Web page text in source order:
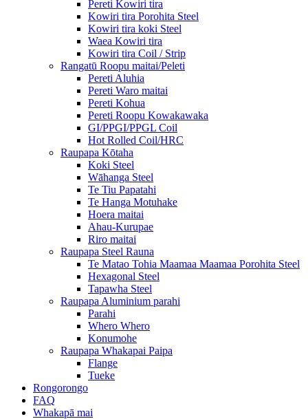
Pereti Kowiri tira
Kowiri tira Porohita Steel
Kowiri tira koki Steel
Waea Kowiri tira
Kowiri tira Coil / Strip
Rangatū Roopu maitai/Peleti
Pereti Aluhia
Pereti Waro maitai
Pereti Kohua
Pereti Roopu Kowakawaka
GI/PPGI/PPGL Coil
Hot Rolled Coil/HRC
Raupapa Kōtaha
Koki Steel
Wāhanga Steel
Te Tiu Papatahi
Te Hanga Motuhake
Hoera maitai
Ahau-Kurupae
Riro maitai
Raupapa Steel Rauna
Te Matao Tohia Maamaa Maamaa Porohita Steel
Hexagonal Steel
Tapawha Steel
Raupapa Aluminium parahi
Parahi
Whero Whero
Konumohe
Raupapa Whakapai Paipa
Flange
Tueke
Rongorongo
FAQ
Whakapā mai